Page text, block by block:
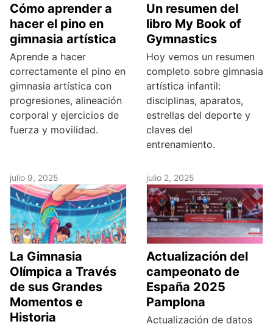
Cómo aprender a
hacer el pino en
gimnasia artística
Aprende a hacer
correctamente el pino en
gimnasia artística con
progresiones, alineación
corporal y ejercicios de
fuerza y movilidad.
Un resumen del
libro My Book of
Gymnastics
Hoy vemos un resumen
completo sobre gimnasia
artística infantil:
disciplinas, aparatos,
estrellas del deporte y
claves del
entrenamiento.
julio 9, 2025
La Gimnasia
Olímpica a Través
de sus Grandes
Momentos e
Historia
julio 2, 2025
Actualización del
campeonato de
España 2025
Pamplona
Actualización de datos